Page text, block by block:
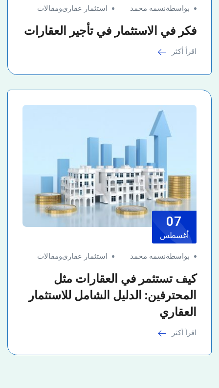
بواسطةنسمه محمد استثمار عقارىومقالات
فكر في الاستثمار في تأجير العقارات
اقرأ أكثر
07
أغسطس
بواسطةنسمه محمد استثمار عقارىومقالات
كيف تستثمر في العقارات مثل
المحترفين: الدليل الشامل للاستثمار
العقاري
اقرأ أكثر